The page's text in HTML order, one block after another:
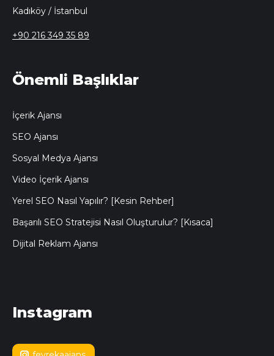
Kadıköy / İstanbul
+90 216 349 35 89
Önemli Başlıklar
İçerik Ajansı
SEO Ajansı
Sosyal Medya Ajansı
Video İçerik Ajansı
Yerel SEO Nasıl Yapılır? [Kesin Rehber]
Başarılı SEO Stratejisi Nasıl Oluşturulur? [Kısaca]
Dijital Reklam Ajansı
Instagram